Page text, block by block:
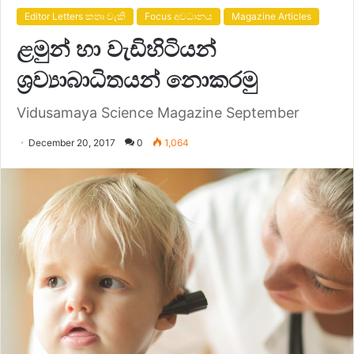
Editor Letters කතෘ වැකි Focus අවධානය Magazine Articles
ළමුන් හා වැඩිහිටියන්
ශ්‍රව්‍යාබාධිතයන් නොකරමු
Vidusamaya Science Magazine September
December 20, 2017 0 1,064